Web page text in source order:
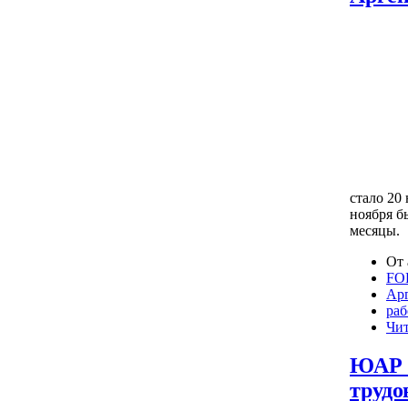
стало 20
ноября
месяцы.
От
ЮАР